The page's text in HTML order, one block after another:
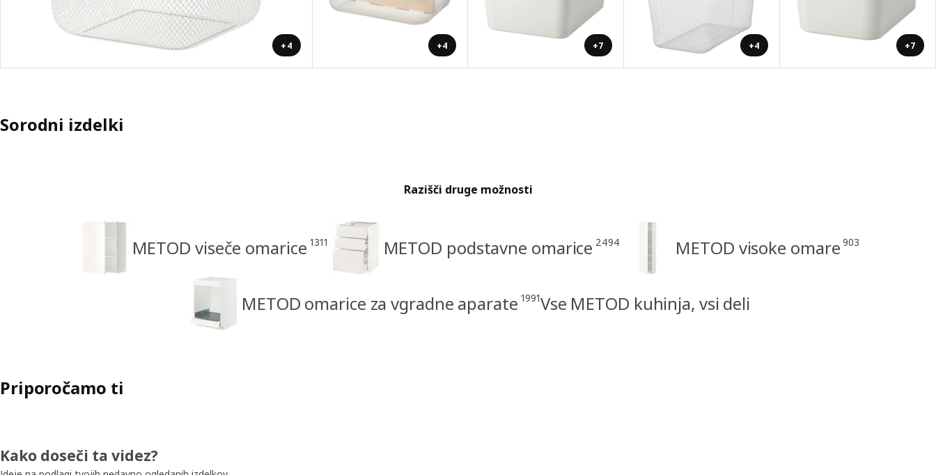
+4 +4 +7 +4 +7
Sorodni izdelki
Razišči druge možnosti
METOD viseče omarice 1311 METOD podstavne omarice 2494 METOD visoke omare 903
METOD omarice za vgradne aparate 1991Vse METOD kuhinja, vsi deli
Priporočamo ti
Kako doseči ta videz?